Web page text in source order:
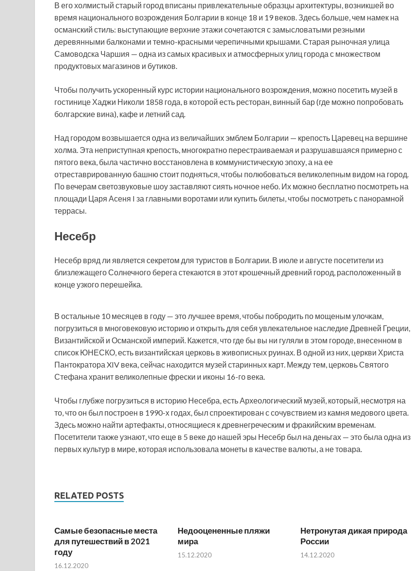
В его холмистый старый город вписаны привлекательные образцы архитектуры, возникшей во
время национального возрождения Болгарии в конце 18 и 19 веков. Здесь больше, чем намек на
османский стиль: выступающие верхние этажи сочетаются с замысловатыми резными
деревянными балконами и темно-красными черепичными крышами. Старая рыночная улица
Самоводска Чаршия — одна из самых красивых и атмосферных улиц города с множеством
продуктовых магазинов и бутиков.
Чтобы получить ускоренный курс истории национального возрождения, можно посетить музей в
гостинице Хаджи Николи 1858 года, в которой есть ресторан, винный бар (где можно попробовать
болгарские вина), кафе и летний сад.
Над городом возвышается одна из величайших эмблем Болгарии — крепость Царевец на вершине
холма. Эта неприступная крепость, многократно перестраиваемая и разрушавшаяся примерно с
пятого века, была частично восстановлена ​​в коммунистическую эпоху, а на ее
отреставрированную башню стоит подняться, чтобы полюбоваться великолепным видом на город.
По вечерам светозвуковые шоу заставляют сиять ночное небо. Их можно бесплатно посмотреть на
площади Царя Асеня I за главными воротами или купить билеты, чтобы посмотреть с панорамной
террасы.
Несебр
Несебр вряд ли является секретом для туристов в Болгарии. В июле и августе посетители из
близлежащего Солнечного берега стекаются в этот крошечный древний город, расположенный в
конце узкого перешейка.
В остальные 10 месяцев в году — это лучшее время, чтобы побродить по мощеным улочкам,
погрузиться в многовековую историю и открыть для себя увлекательное наследие Древней Греции,
Византийской и Османской империй. Кажется, что где бы вы ни гуляли в этом городе, внесенном в
список ЮНЕСКО, есть византийская церковь в живописных руинах. В одной из них, церкви Христа
Пантократора XIV века, сейчас находится музей старинных карт. Между тем, церковь Святого
Стефана хранит великолепные фрески и иконы 16-го века.
Чтобы глубже погрузиться в историю Несебра, есть Археологический музей, который, несмотря на
то, что он был построен в 1990-х годах, был спроектирован с сочувствием из камня медового цвета.
Здесь можно найти артефакты, относящиеся к древнегреческим и фракийским временам.
Посетители также узнают, что еще в 5 веке до нашей эры Несебр был на деньгах — это была одна из
первых культур в мире, которая использовала монеты в качестве валюты, а не товара.
RELATED POSTS
Самые безопасные места
для путешествий в 2021
году
16.12.2020
Недооцененные пляжи
мира
15.12.2020
Нетронутая дикая природа
России
14.12.2020